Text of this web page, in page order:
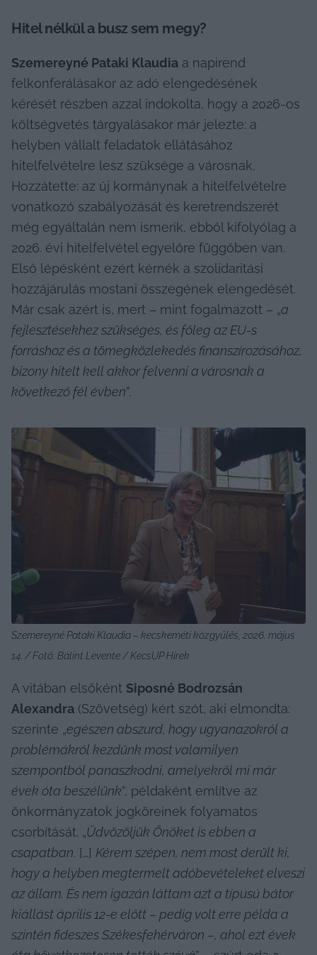
Hitel nélkül a busz sem megy?
Szemereyné Pataki Klaudia a napirend
felkonferálásakor az adó elengedésének
kérését részben azzal indokolta, hogy a 2026-os
költségvetés tárgyalásakor már jelezte: a
helyben vállalt feladatok ellátásához
hitelfelvételre lesz szüksége a városnak.
Hozzátette: az új kormánynak a hitelfelvételre
vonatkozó szabályozását és keretrendszerét
még egyáltalán nem ismerik, ebből kifolyólag a
2026. évi hitelfelvétel egyelőre függőben van.
Első lépésként ezért kérnék a szolidaritási
hozzájárulás mostani összegének elengedését.
Már csak azért is, mert – mint fogalmazott – „a
fejlesztésekhez szükséges, és főleg az EU-s
forráshoz és a tömegközlekedés finanszírozásához,
bizony hitelt kell akkor felvenni a városnak a
következő fél évben”.
Szemereyné Pataki Klaudia – kecskeméti közgyűlés, 2026. május
14. / Fotó: Bálint Levente / KecsUP Hírek
A vitában elsőként Siposné Bodrozsán
Alexandra (Szövetség) kért szót, aki elmondta:
szerinte „egészen abszurd, hogy ugyanazokról a
problémákról kezdünk most valamilyen
szempontból panaszkodni, amelyekről mi már
évek óta beszélünk”, példaként említve az
önkormányzatok jogköreinek folyamatos
csorbítását. „Üdvözöljük Önöket is ebben a
csapatban. […] Kérem szépen, nem most derült ki,
hogy a helyben megtermelt adóbevételeket elveszi
az állam. És nem igazán láttam azt a típusú bátor
kiállást április 12-e előtt – pedig volt erre példa a
szintén fideszes Székesfehérváron –, ahol ezt évek